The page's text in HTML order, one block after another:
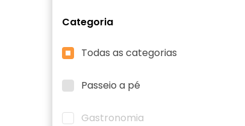
Categoria
Todas as categorias
Passeio a pé
Gastronomia